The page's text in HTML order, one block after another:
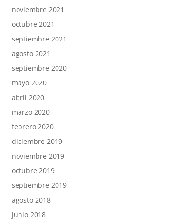
noviembre 2021
octubre 2021
septiembre 2021
agosto 2021
septiembre 2020
mayo 2020
abril 2020
marzo 2020
febrero 2020
diciembre 2019
noviembre 2019
octubre 2019
septiembre 2019
agosto 2018
junio 2018